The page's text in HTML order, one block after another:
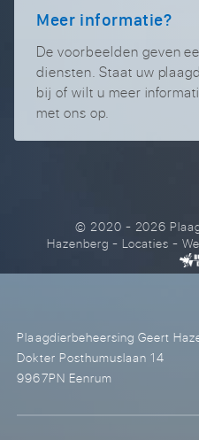
Meer informatie?
De voorbeelden geven
diensten. Staat uw
bij of wilt u meer
met ons op.
© 2020 - 2026
Hazenberg - Locaties -
Plaagdierbeheersing Geert
Dokter Posthumuslaan 14
9967PN Eenrum